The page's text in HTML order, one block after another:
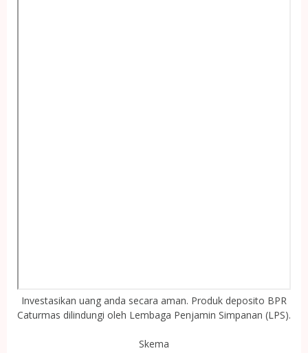
Investasikan uang anda secara aman. Produk deposito BPR
Caturmas dilindungi oleh Lembaga Penjamin Simpanan (LPS).
Skema